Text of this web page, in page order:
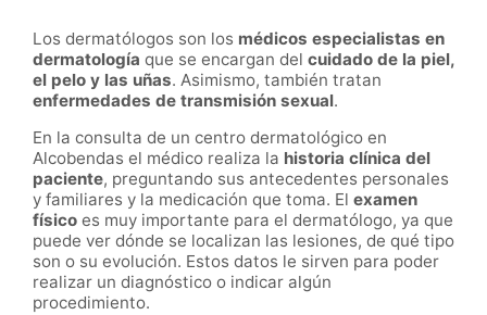
Los dermatólogos son los médicos especialistas en
dermatología que se encargan del cuidado de la piel,
el pelo y las uñas. Asimismo, también tratan
enfermedades de transmisión sexual.
En la consulta de un centro dermatológico en
Alcobendas el médico realiza la historia clínica del
paciente, preguntando sus antecedentes personales
y familiares y la medicación que toma. El examen
físico es muy importante para el dermatólogo, ya que
puede ver dónde se localizan las lesiones, de qué tipo
son o su evolución. Estos datos le sirven para poder
realizar un diagnóstico o indicar algún
procedimiento.